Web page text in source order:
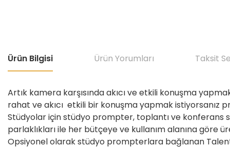
Ürün Bilgisi Ürün Yorumları Taksit
Artık kamera karşısında akıcı ve etkili konuşma
rahat ve akıcı etkili bir konuşma yapmak istiyorsanız
Stüdyolar için stüdyo prompter, toplantı ve konferans
parlaklıkları ile her bütçeye ve kullanım alanına göre
Opsiyonel olarak stüdyo prompterlara bağlanan